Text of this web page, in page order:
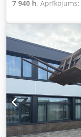
7 940 h, Aprīkojums: